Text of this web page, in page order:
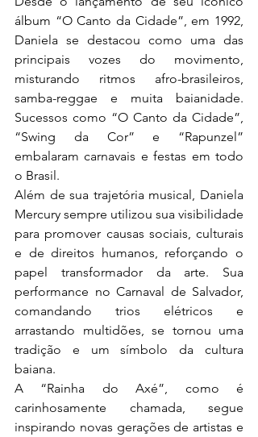
álbum “O Canto da Cidade”, em 1992,
Daniela se destacou como uma das
principais vozes do movimento,
misturando ritmos afro-brasileiros,
samba-reggae e muita baianidade.
Sucessos como “O Canto da Cidade”,
“Swing da Cor” e “Rapunzel”
embalaram carnavais e festas em todo
o Brasil.
Além de sua trajetória musical, Daniela
Mercury sempre utilizou sua visibilidade
para promover causas sociais, culturais
e de direitos humanos, reforçando o
papel transformador da arte. Sua
performance no Carnaval de Salvador,
comandando trios elétricos e
arrastando multidões, se tornou uma
tradição e um símbolo da cultura
baiana.
A “Rainha do Axé”, como é
carinhosamente chamada, segue
inspirando novas gerações de artistas e